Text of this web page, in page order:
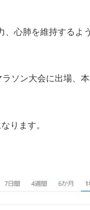
、心肺を維持するよ
ソン大会に出場、
ります。